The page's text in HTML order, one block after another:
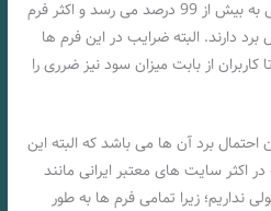
دارند. احتمال برد در فرم های پولی به بیش از 99 درصد می رسد و اکثر فرم
درصد احتمال برد دارند. البته ضرایب در این فرم ها
از بابت میزان سود نیز ضرری را
احتمال برد آن ها می باشد که البته این
اکثر سایت های معتبر ایرانی مانند
نداریم؛ زیرا تمامی فرم ها به طور